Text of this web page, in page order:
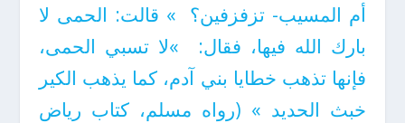
أم المسيب- تزفزفين‏؟‏ ‏ »‏ قالت‏:‏ الحمى لا
بارك الله فيها، فقال‏:‏ ‏ »‏لا تسبي الحمى،
فإنها تذهب خطايا بني آدم، كما يذهب الكير
خبث الحديد‏ »‏ ‏(‏‏‏رواه مسلم‏، كتاب رياض